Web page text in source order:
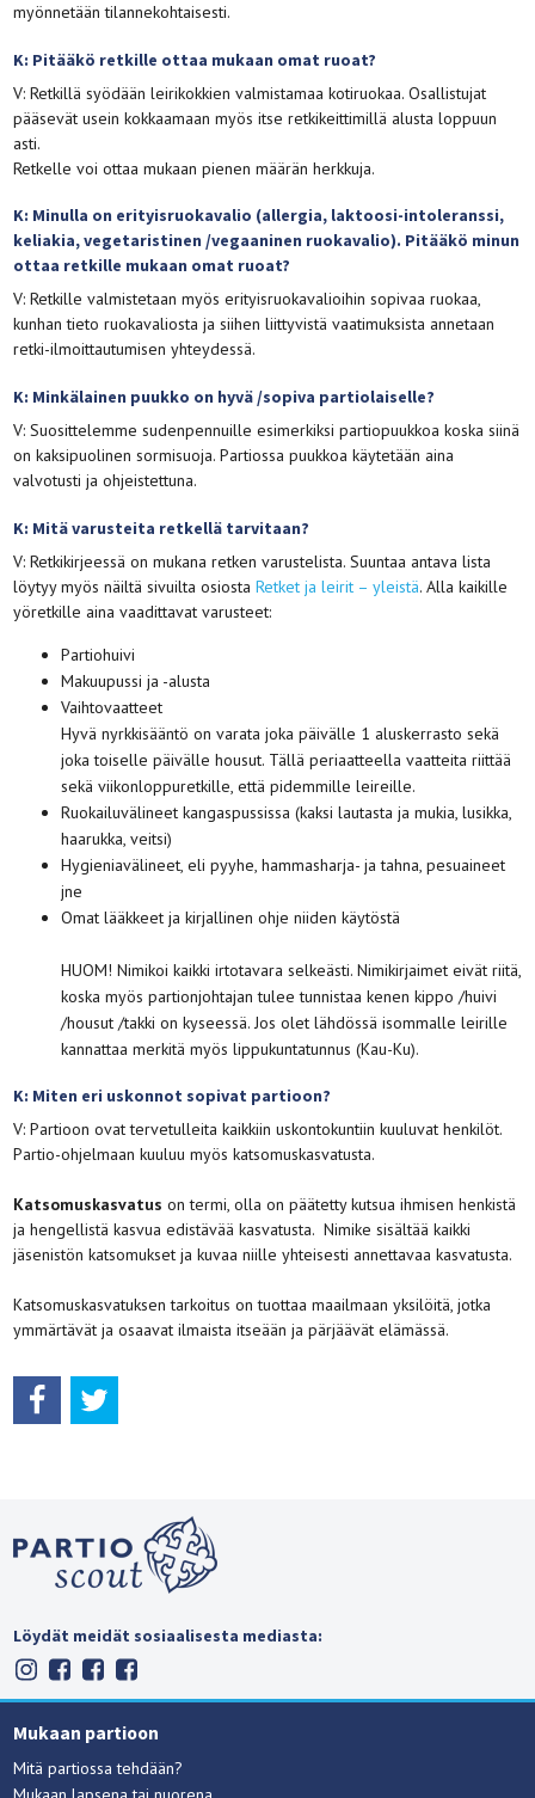
myönnetään tilannekohtaisesti.
K: Pitääkö retkille ottaa mukaan omat ruoat?
V: Retkillä syödään leirikokkien valmistamaa kotiruokaa. Osallistujat
pääsevät usein kokkaamaan myös itse retkikeittimillä alusta loppuun
asti.
Retkelle voi ottaa mukaan pienen määrän herkkuja.
K: Minulla on erityisruokavalio (allergia, laktoosi-intoleranssi,
keliakia, vegetaristinen /vegaaninen ruokavalio). Pitääkö minun
ottaa retkille mukaan omat ruoat?
V: Retkille valmistetaan myös erityisruokavalioihin sopivaa ruokaa,
kunhan tieto ruokavaliosta ja siihen liittyvistä vaatimuksista annetaan
retki-ilmoittautumisen yhteydessä.
K: Minkälainen puukko on hyvä /sopiva partiolaiselle?
V: Suosittelemme sudenpennuille esimerkiksi partiopuukkoa koska siinä
on kaksipuolinen sormisuoja. Partiossa puukkoa käytetään aina
valvotusti ja ohjeistettuna.
K: Mitä varusteita retkellä tarvitaan?
V: Retkikirjeessä on mukana retken varustelista. Suuntaa antava lista
löytyy myös näiltä sivuilta osiostaRetket ja leirit – yleistä. Alla kaikille
yöretkille aina vaadittavat varusteet:
Partiohuivi
Makuupussi ja -alusta
Vaihtovaatteet
Hyvä nyrkkisääntö on varata joka päivälle 1 aluskerrasto sekä
joka toiselle päivälle housut. Tällä periaatteella vaatteita riittää
sekä viikonloppuretkille, että pidemmille leireille.
Ruokailuvälineet kangaspussissa (kaksi lautasta ja mukia, lusikka,
haarukka, veitsi)
Hygieniavälineet, eli pyyhe, hammasharja- ja tahna, pesuaineet
jne
Omat lääkkeet ja kirjallinen ohje niiden käytöstä
HUOM! Nimikoi kaikki irtotavara selkeästi. Nimikirjaimet eivät riitä,
koska myös partionjohtajan tulee tunnistaa kenen kippo /huivi
/housut /takki on kyseessä. Jos olet lähdössä isommalle leirille
kannattaa merkitä myös lippukuntatunnus (Kau-Ku).
K: Miten eri uskonnot sopivat partioon?
V: Partioon ovat tervetulleita kaikkiin uskontokuntiin kuuluvat henkilöt.
Partio-ohjelmaan kuuluu myös katsomuskasvatusta.
Katsomuskasvatus on termi, olla on päätetty kutsua ihmisen henkistä
ja hengellistä kasvua edistävää kasvatusta. Nimike sisältää kaikki
jäsenistön katsomukset ja kuvaa niille yhteisesti annettavaa kasvatusta.
Katsomuskasvatuksen tarkoitus on tuottaa maailmaan yksilöitä, jotka
ymmärtävät ja osaavat ilmaista itseään ja pärjäävät elämässä.
Löydät meidät sosiaalisesta mediasta:
Mukaan partioon
Mitä partiossa tehdään?